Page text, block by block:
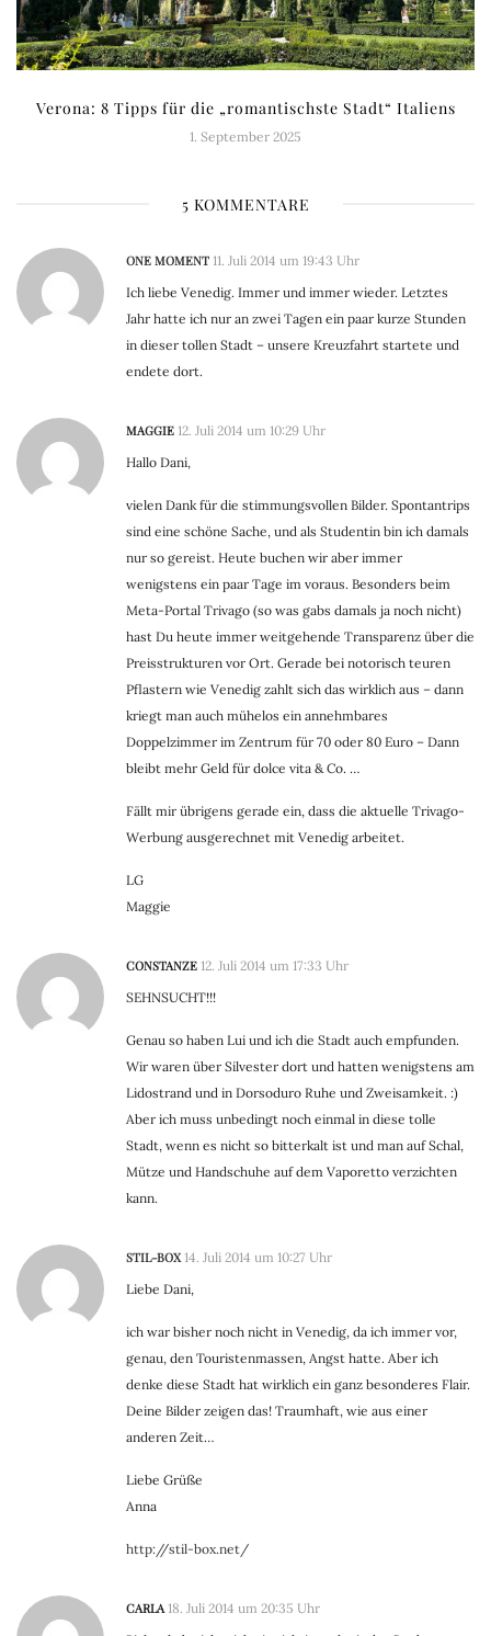
Verona: 8 Tipps für die „romantischste Stadt“ Italiens
1. September 2025
5 KOMMENTARE
ONE MOMENT 11. Juli 2014 um 19:43 Uhr
Ich liebe Venedig. Immer und immer wieder. Letztes
Jahr hatte ich nur an zwei Tagen ein paar kurze Stunden
in dieser tollen Stadt – unsere Kreuzfahrt startete und
endete dort.
MAGGIE 12. Juli 2014 um 10:29 Uhr
Hallo Dani,
vielen Dank für die stimmungsvollen Bilder. Spontantrips
sind eine schöne Sache, und als Studentin bin ich damals
nur so gereist. Heute buchen wir aber immer
wenigstens ein paar Tage im voraus. Besonders beim
Meta-Portal Trivago (so was gabs damals ja noch nicht)
hast Du heute immer weitgehende Transparenz über die
Preisstrukturen vor Ort. Gerade bei notorisch teuren
Pflastern wie Venedig zahlt sich das wirklich aus – dann
kriegt man auch mühelos ein annehmbares
Doppelzimmer im Zentrum für 70 oder 80 Euro – Dann
bleibt mehr Geld für dolce vita & Co. …
Fällt mir übrigens gerade ein, dass die aktuelle Trivago-
Werbung ausgerechnet mit Venedig arbeitet.
LG
Maggie
CONSTANZE 12. Juli 2014 um 17:33 Uhr
SEHNSUCHT!!!
Genau so haben Lui und ich die Stadt auch empfunden.
Wir waren über Silvester dort und hatten wenigstens am
Lidostrand und in Dorsoduro Ruhe und Zweisamkeit. :)
Aber ich muss unbedingt noch einmal in diese tolle
Stadt, wenn es nicht so bitterkalt ist und man auf Schal,
Mütze und Handschuhe auf dem Vaporetto verzichten
kann.
STIL-BOX 14. Juli 2014 um 10:27 Uhr
Liebe Dani,
ich war bisher noch nicht in Venedig, da ich immer vor,
genau, den Touristenmassen, Angst hatte. Aber ich
denke diese Stadt hat wirklich ein ganz besonderes Flair.
Deine Bilder zeigen das! Traumhaft, wie aus einer
anderen Zeit…
Liebe Grüße
Anna
http://stil-box.net/
CARLA 18. Juli 2014 um 20:35 Uhr